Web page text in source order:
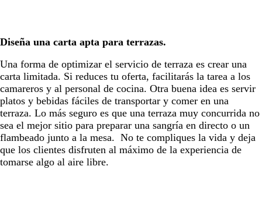
Diseña una carta apta para terrazas.
Una forma de optimizar el servicio de terraza es crear una
carta limitada. Si reduces tu oferta, facilitarás la tarea a los
camareros y al personal de cocina. Otra buena idea es servir
platos y bebidas fáciles de transportar y comer en una
terraza. Lo más seguro es que una terraza muy concurrida no
sea el mejor sitio para preparar una sangría en directo o un
flambeado junto a la mesa. No te compliques la vida y deja
que los clientes disfruten al máximo de la experiencia de
tomarse algo al aire libre.